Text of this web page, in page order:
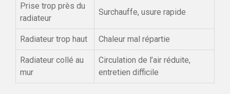
Prise trop près du
radiateur
Surchauffe, usure rapide
Radiateur trop haut Chaleur mal répartie
Radiateur collé au
mur
Circulation de l’air réduite,
entretien difficile